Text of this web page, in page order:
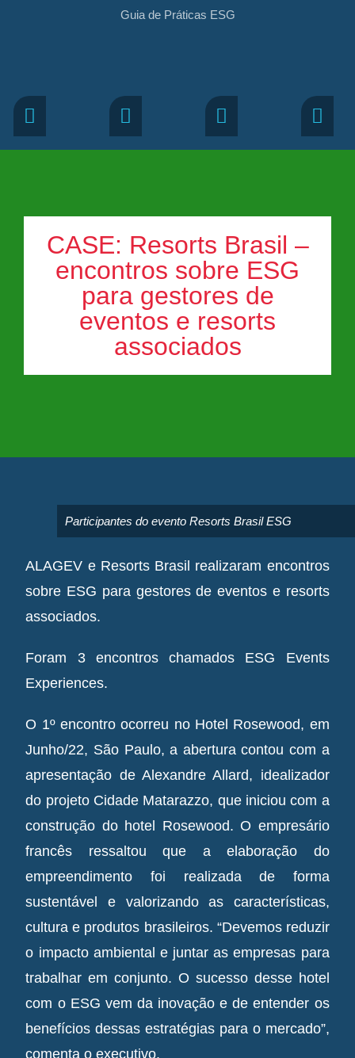
Guia de Práticas ESG
CASE: Resorts Brasil –
encontros sobre ESG
para gestores de
eventos e resorts
associados
Participantes do evento Resorts Brasil ESG
ALAGEV e Resorts Brasil realizaram encontros
sobre ESG para gestores de eventos e resorts
associados.
Foram 3 encontros chamados ESG Events
Experiences.
O 1º encontro ocorreu no Hotel Rosewood, em
Junho/22, São Paulo, a abertura contou com a
apresentação de Alexandre Allard, idealizador
do projeto Cidade Matarazzo, que iniciou com a
construção do hotel Rosewood. O empresário
francês ressaltou que a elaboração do
empreendimento foi realizada de forma
sustentável e valorizando as características,
cultura e produtos brasileiros. “Devemos reduzir
o impacto ambiental e juntar as empresas para
trabalhar em conjunto. O sucesso desse hotel
com o ESG vem da inovação e de entender os
benefícios dessas estratégias para o mercado”,
comenta o executivo.